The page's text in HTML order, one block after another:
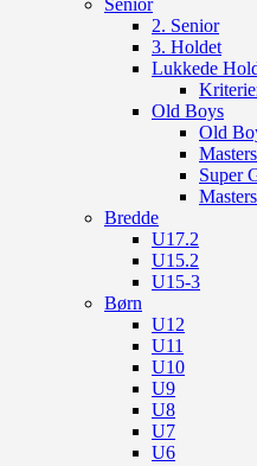
2. Senior
3. Holdet
Lukkede
Old Boys
Old
Super
Bredde
U17.2
U15.2
U15-3
Børn
U12
U11
U10
U9
U8
U7
U6